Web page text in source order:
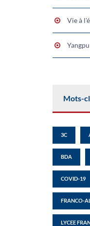
Vie à
Yangpu
Mots-
3C
BDA
COVID-19
FRANCO-
LYCEE